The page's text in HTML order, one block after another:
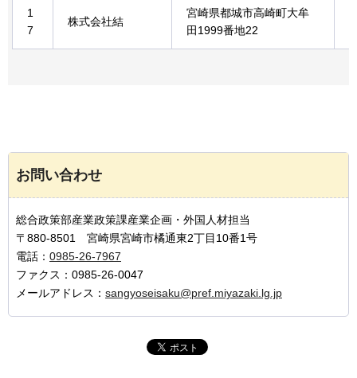
1
7
株式会社結
宮崎県都城市高崎町大牟
田1999番地22
お問い合わせ
総合政策部産業政策課産業企画・外国人材担当
〒880-8501 宮崎県宮崎市橘通東2丁目10番1号
電話： 0985-26-7967
ファクス：0985-26-0047
メールアドレス： sangyoseisaku@pref.miyazaki.lg.jp